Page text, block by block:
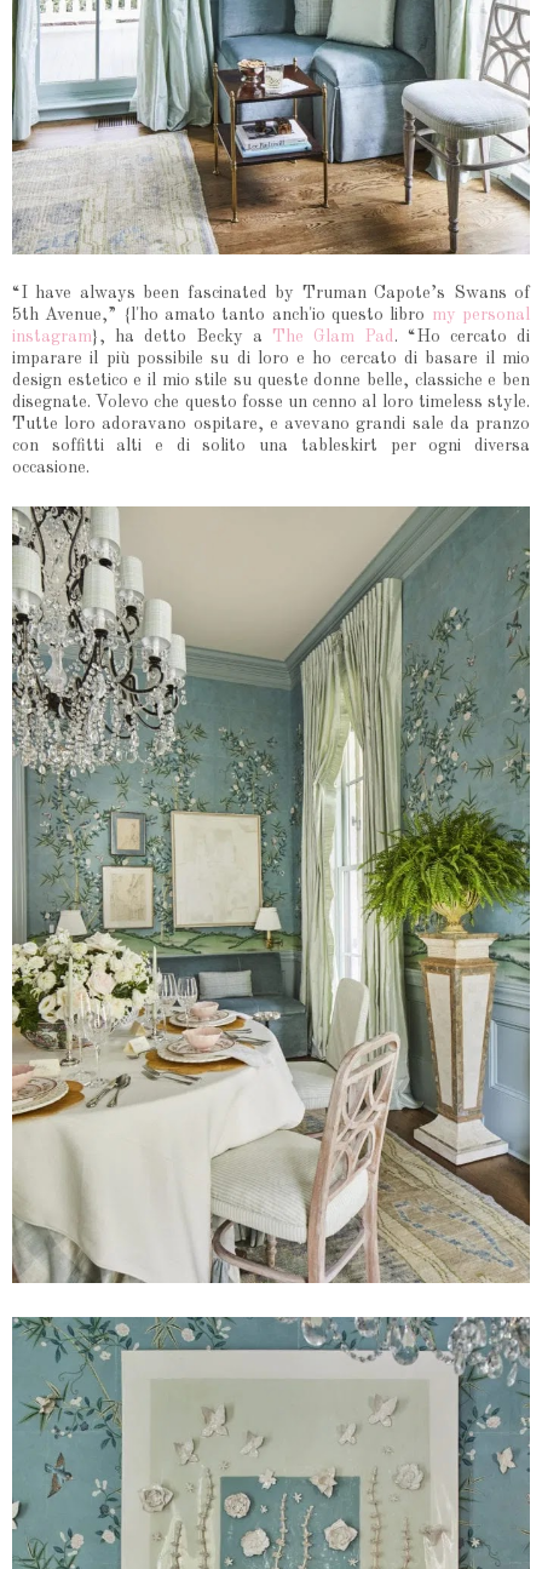
“I have always been fascinated by Truman Capote’s Swans of
5th Avenue,” {l'ho amato tanto anch'io questo libro my personal
instagram}, ha detto Becky a The Glam Pad . “Ho cercato di
imparare il più possibile su di loro e ho cercato di basare il mio
design estetico e il mio stile su queste donne belle, classiche e ben
disegnate. Volevo che questo fosse un cenno al loro timeless style.
Tutte loro adoravano ospitare, e avevano grandi sale da pranzo
con soffitti alti e di solito una tableskirt per ogni diversa
occasione.